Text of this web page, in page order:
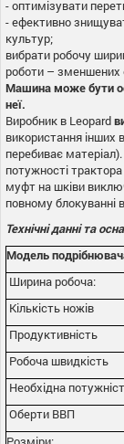
- оптимізувати
- ефективно
культур;
вибрати робочу
роботи – зменшених
Машина може бути
неї.
Виробник в Leopard
використання інших
перебиває
потужності
муфт на шківи
повному блокуванні
Технічні данні та
Модель
Ширина робоча:
Кількість ножів
Продуктивність
Робоча швидкість
Необхідна
Оберти ВВП